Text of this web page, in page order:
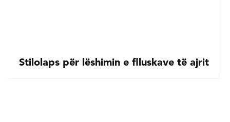
Stilolaps për lëshimin e flluskave të ajrit